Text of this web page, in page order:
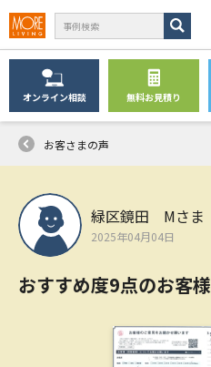
オンライン相談 無料お見積り
お客さまの声
緑区鏡田 Mさま
2025年04月04日
おすすめ度9点のお客様